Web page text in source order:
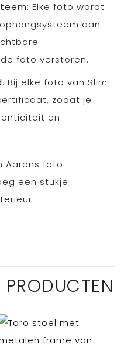
: Elke foto wordt
aan
foto verstoren.
: Bij elke foto van Slim
zodat je
en
Aarons foto
een stukje
PRODUCTEN